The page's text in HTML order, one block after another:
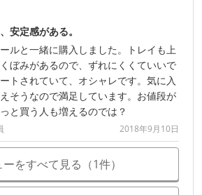
安定感がある。
ルと一緒に購入しました。トレイも上
ぼみがあるので、ずれにくくていいで
トされていて、オシャレです。気に入
そうなので満足しています。お値段が
と買う人も増えるのでは？
2018年9月10日
をすべて見る（1件）